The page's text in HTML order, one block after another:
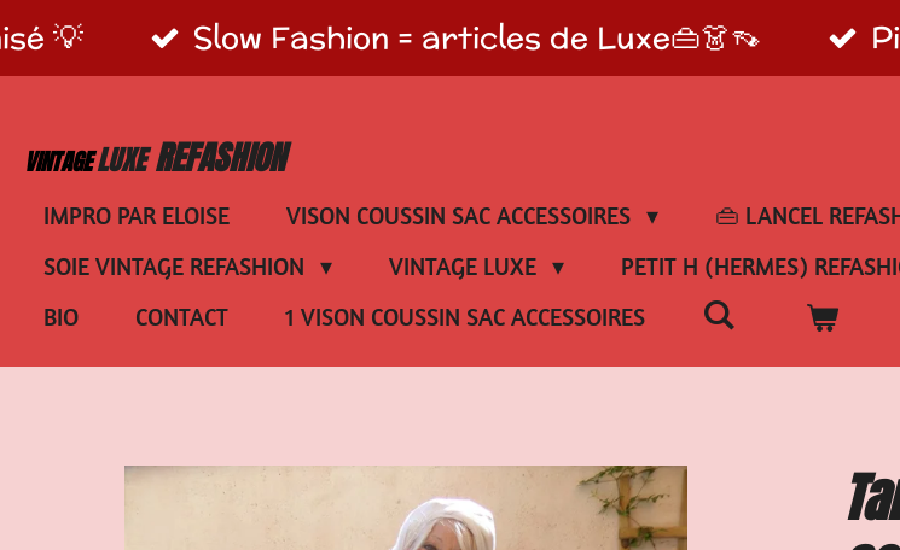
Passer
au
principal
💡 Slow Fashion = articles de Luxe👜👗👡
VINTAGELUXE REFASHION
IMPRO PAR ELOISE VISON COUSSIN SAC ACCESSOIRES 👜 LANCEL
SOIE VINTAGE REFASHION
VINTAGE LUXE PETIT H (HERMES)
BIO
CONTACT 1 VISON COUSSIN SAC ACCESSOIRES